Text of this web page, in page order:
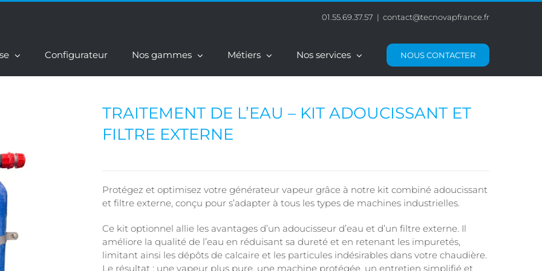
01.55.69.37.57 | contact@tecnovapfrance.fr
Configurateur Nos gammes Métiers Nos services NOUS CONTACTER
TRAITEMENT DE L’EAU – KIT ADOUCISSANT ET
FILTRE EXTERNE
Protégez et optimisez votre générateur vapeur grâce à notre kit combiné adoucissant
et filtre externe, conçu pour s’adapter à tous les types de machines industrielles.
Ce kit optionnel allie les avantages d’un adoucisseur d’eau et d’un filtre externe. Il
améliore la qualité de l’eau en réduisant sa dureté et en retenant les impuretés,
limitant ainsi les dépôts de calcaire et les particules indésirables dans votre chaudière.
Le résultat : une vapeur plus pure, une machine protégée, un entretien simplifié et